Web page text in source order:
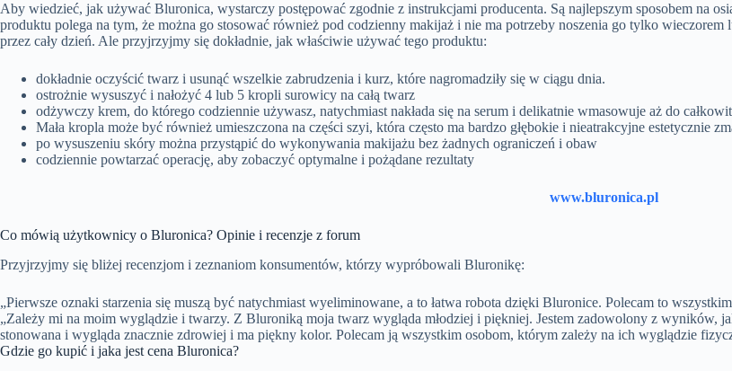
Aby wiedzieć, jak używać Bluronica, wystarczy postępować zgodnie z instrukcjami producenta. Są najlepszym sposobem na
produktu polega na tym, że można go stosować również pod codzienny makijaż i nie ma potrzeby noszenia go tylko
przez cały dzień. Ale przyjrzyjmy się dokładnie, jak właściwie używać tego produktu:
dokładnie oczyścić twarz i usunąć wszelkie zabrudzenia i kurz, które nagromadziły się w ciągu dnia.
ostrożnie wysuszyć i nałożyć 4 lub 5 kropli surowicy na całą twarz
odżywczy krem, do którego codziennie używasz, natychmiast nakłada się na serum i delikatnie wmasowuje aż do
Mała kropla może być również umieszczona na części szyi, która często ma bardzo głębokie i nieatrakcyjne estetycznie
po wysuszeniu skóry można przystąpić do wykonywania makijażu bez żadnych ograniczeń i obaw
codziennie powtarzać operację, aby zobaczyć optymalne i pożądane rezultaty
www.bluronica.pl
Co mówią użytkownicy o Bluronica? Opinie i recenzje z forum
Przyjrzyjmy się bliżej recenzjom i zeznaniom konsumentów, którzy wypróbowali Bluronikę:
„Pierwsze oznaki starzenia się muszą być natychmiast wyeliminowane, a to łatwa robota dzięki Bluronice. Polecam to
„Zależy mi na moim wyglądzie i twarzy. Z Bluroniką moja twarz wygląda młodziej i piękniej. Jestem zadowolony z wyników,
stonowana i wygląda znacznie zdrowiej i ma piękny kolor. Polecam ją wszystkim osobom, którym zależy na ich wyglądzie
Gdzie go kupić i jaka jest cena Bluronica?